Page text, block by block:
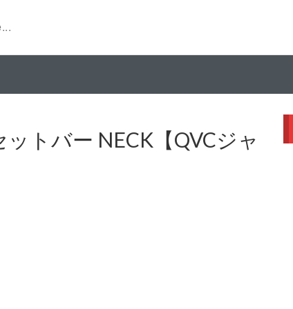
トバー NECK【QVCジャ